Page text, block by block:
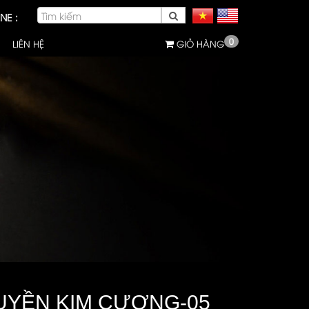
:
LIÊN HỆ GIỎ HÀNG 0
KIM CƯƠNG-05